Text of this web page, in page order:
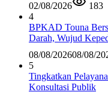
02/08/2026
183
4
BPKAD Touna
Darah, Wujud
08/08/202608/08/
5
Tingkatkan
Konsultasi Publik